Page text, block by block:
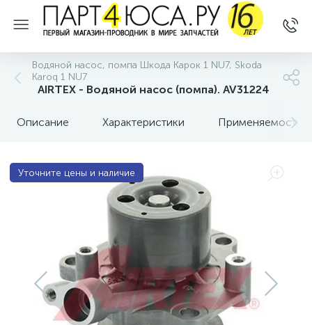
Водяной насос, помпа Шкода Карок 1 NU7, Skoda
Karoq 1 NU7
AIRTEX - Водяной насос (помпа). AV31224
Описание Характеристики Применяемость
Уточните цены и наличие